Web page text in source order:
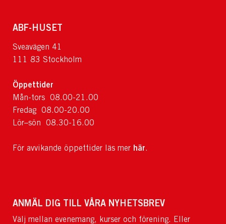
ABF-HUSET
Sveavägen 41
111 83 Stockholm
Öppettider
Mån-tors 08.00-21.00
Fredag 08.00-20.00
Lör–sön 08.30-16.00
För avvikande öppettider läs mer här.
ANMÄL DIG TILL VÅRA NYHETSBREV
Välj mellan evenemang, kurser och förening. Eller